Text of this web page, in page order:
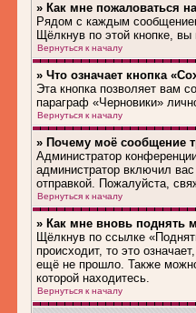
» Как мне пожаловаться
Рядом с каждым
Щёлкнув по этой кнопке,
Вернуться к началу
» Что означает кнопка
Эта кнопка позволяет вам
параграф «Черновики»
Вернуться к началу
» Почему моё сообщение
Администратор
администратор включил
отправкой. Пожалуйста,
Вернуться к началу
» Как мне вновь поднять
Щёлкнув по ссылке
происходит, то это
ещё не прошло. Также
которой находитесь.
Вернуться к началу